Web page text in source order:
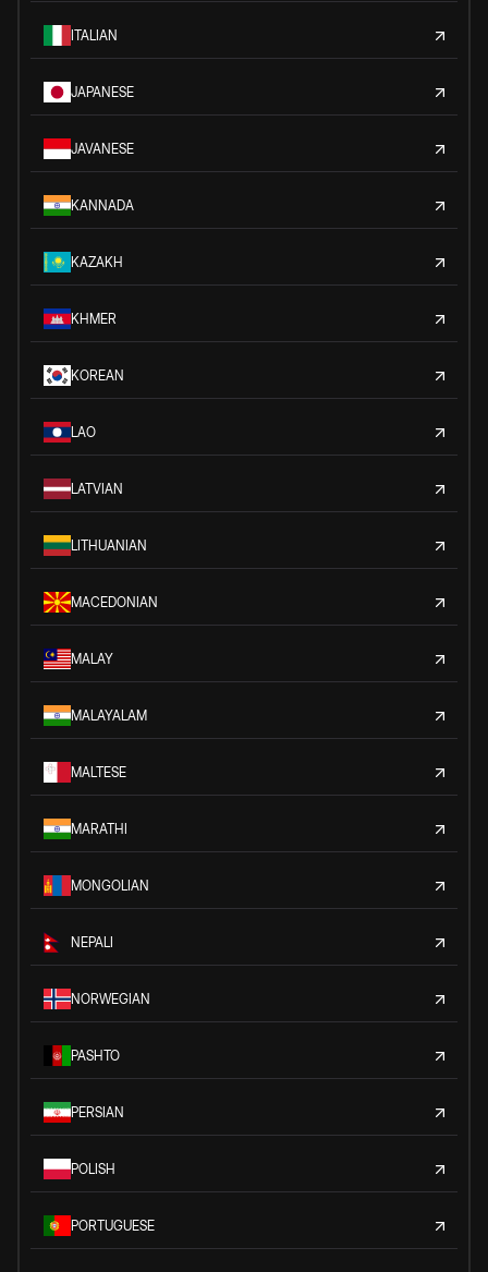
ITALIAN
JAPANESE
JAVANESE
KANNADA
KAZAKH
KHMER
KOREAN
LAO
LATVIAN
LITHUANIAN
MACEDONIAN
MALAY
MALAYALAM
MALTESE
MARATHI
MONGOLIAN
NEPALI
NORWEGIAN
PASHTO
PERSIAN
POLISH
PORTUGUESE